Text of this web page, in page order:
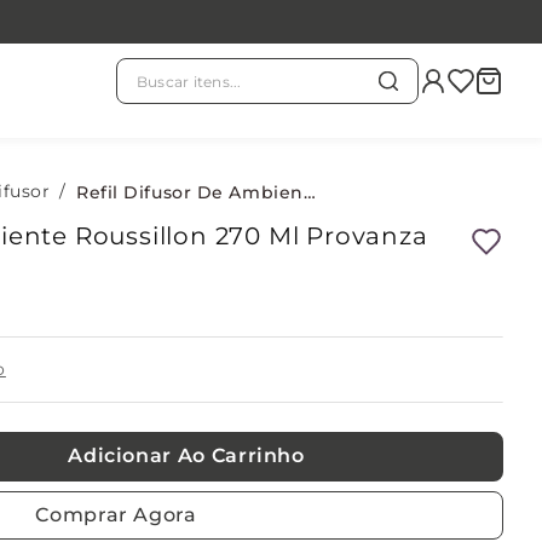
Buscar itens...
Refil Difusor De Ambiente Roussillon 270 Ml Provanza
Roussillon 270 Ml Provanza
Adicionar Ao Carrinho
Comprar Agora
1º chá branco
4º refil
5º velas
6º difusor